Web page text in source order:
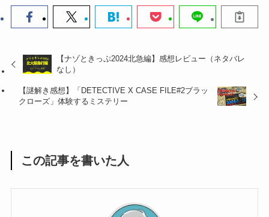
【ナゾときっぷ2024北急編】感想レビュー（ネタバレ
なし）
【謎解き感想】「DETECTIVE X CASE FILE#2ブラッ
クローズ」体験するミステリー
この記事を書いた人